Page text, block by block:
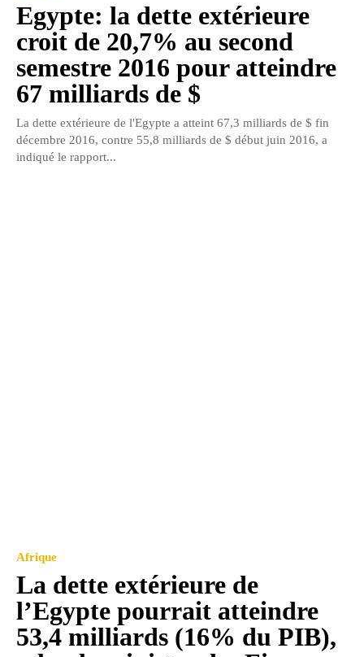
Egypte: la dette extérieure
croit de 20,7% au second
semestre 2016 pour atteindre
67 milliards de $
La dette extérieure de l'Egypte a atteint 67,3 milliards de $ fin
décembre 2016, contre 55,8 milliards de $ début juin 2016, a
indiqué le rapport...
Afrique
La dette extérieure de
l’Egypte pourrait atteindre
53,4 milliards (16% du PIB),